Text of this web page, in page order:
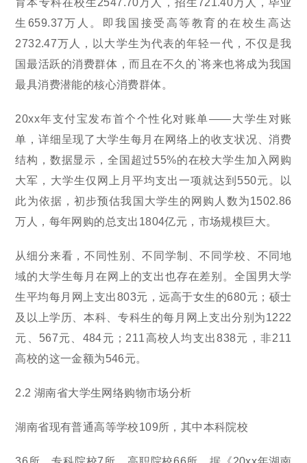
育本专科在校生2547.70万人，招生721.40万人，毕业
生659.37万人。即我国接受高等教育的在校生高达
2732.47万人，以大学生为代表的年轻一代，不仅是我
国最活跃的消费群体，而且在不久的`将来也将成为我国
最具消费潜能的核心消费群体。
20xx年支付宝发布首个个性化对账单——大学生对账
单，详细呈现了大学生每月在网络上的收支状况、消费
结构，数据显示，全国超过55%的在校大学生加入网购
大军，大学生仅网上月平均支出一项就达到550元。以
此为依据，初步预估我国大学生的网购人数为1502.86
万人，每年网购的总支出1804亿元，市场规模巨大。
从细分来看，不同性别、不同学制、不同学校、不同地
域的大学生每月在网上的支出也存在差别。全国男大学
生平均每月网上支出803元，远高于女生的680元；硕士
及以上学历、本科、专科生的每月网上支出分别为1222
元、567元、484元；211高校人均支出838元，非211
高校的这一金额为546元。
2.2 湖南省大学生网络购物市场分析
湖南省现有普通高等学校109所，其中本科院校